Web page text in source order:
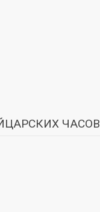
ЧАСОВ